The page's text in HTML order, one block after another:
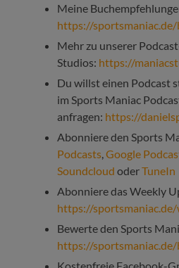
Meine
https://
Mehr zu unserer
Studios: https://
Du willst einen Podcast
im Sports Maniac
anfragen: https://
Abonniere den Sports
Podcasts ,Google
Soundcloud oderTuneIn
Abonniere das Weekly
https://
Bewerte den Sports
https://
Kostenfreie Facebook-